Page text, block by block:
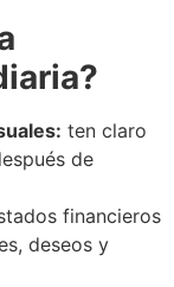
ten claro
de
financieros
deseos y